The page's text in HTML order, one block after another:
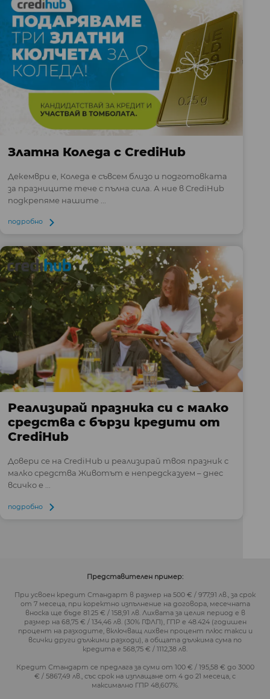
Златна Коледа с CrediHub
Декември е, Коледа е съвсем близо и подготовката
за празниците тече с пълна сила. А ние в CrediHub
подкрепяме нашите ...
подробно
Реализирай празника си с малко
средства с бързи кредити от
CrediHub
Довери се на CrediHub и реализирай твоя празник с
малко средства Животът е непредсказуем – днес
всичко е ...
подробно
Представителен пример:
При усвоен кредит Стандарт в размер на 500 € / 977,91 лв., за срок
от 7 месеца, при коректно изпълнение на договора, месечната
вноска ще бъде 81.25 € / 158,91 лв. Лихвата за целия период е в
размер на 68,75 € / 134,46 лв. (30% ГФЛП), ГПР е 48.424 (годишен
процент на разходите, включващ лихвен процент плюс такси и
всички други дължими разходи), а общата дължима сума по
кредита е 568,75 € / 1112,38 лв.
Кредит Стандарт се предлага за суми от 100 € / 195,58 € до 3000
€ / 5867,49 лв., със срок на изплащане от 4 до 21 месеца, с
максимално ГПР 48,607%.